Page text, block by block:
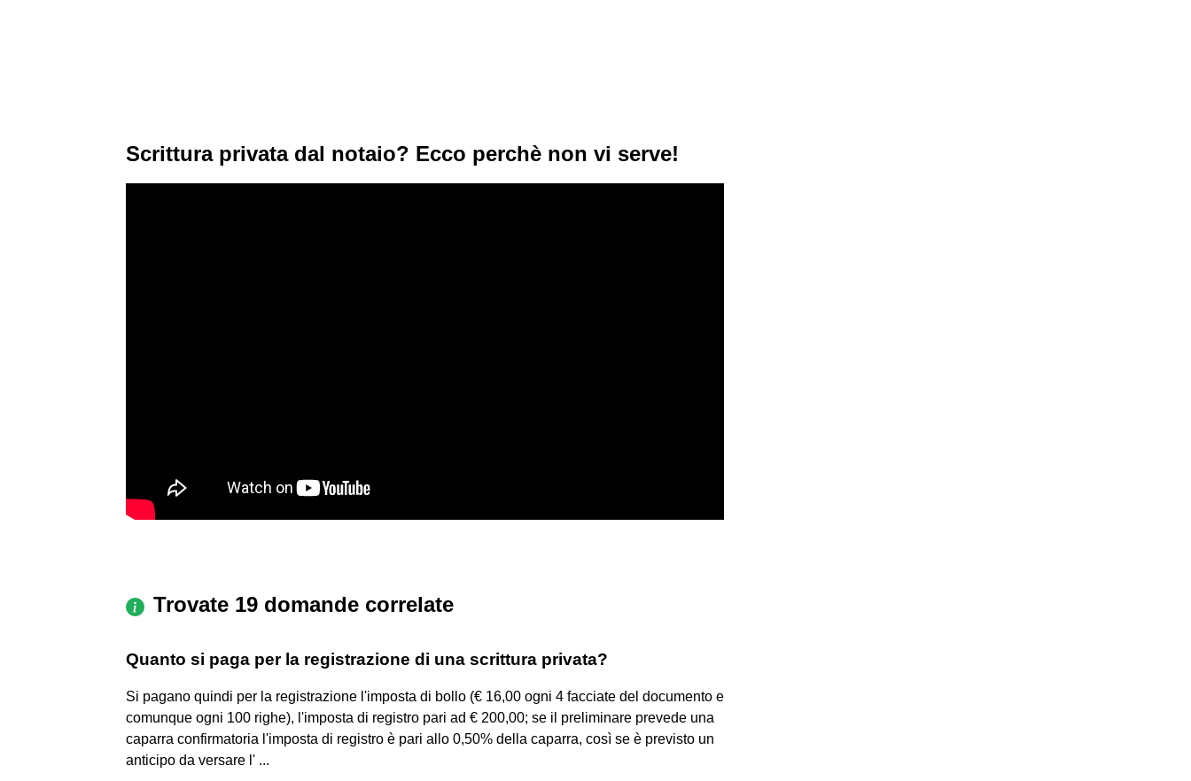
Scrittura privata dal notaio? Ecco perchè non vi serve!
Trovate 19 domande correlate
Quanto si paga per la registrazione di una scrittura privata?
Si pagano quindi per la registrazione l'imposta di bollo (€ 16,00 ogni 4 facciate del documento e
comunque ogni 100 righe), l'imposta di registro pari ad € 200,00; se il preliminare prevede una
caparra confirmatoria l'imposta di registro è pari allo 0,50% della caparra, così se è previsto un
anticipo da versare l' ...